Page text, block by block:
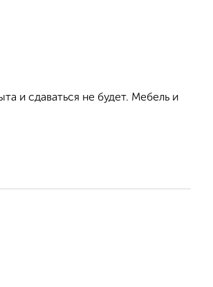
и сдаваться не будет. Мебель и